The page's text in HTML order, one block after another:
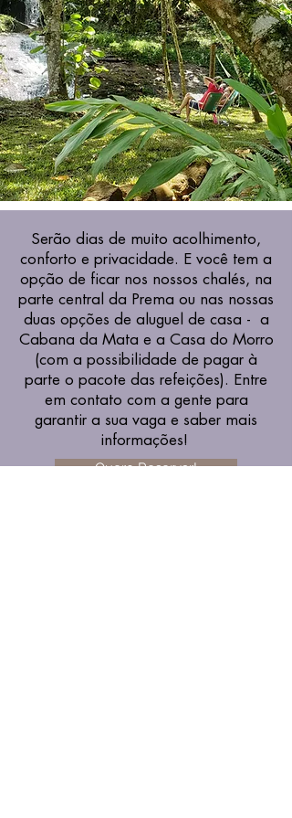
Serão dias de muito acolhimento,
conforto e privacidade. E você tem a
opção de ficar nos nossos chalés, na
parte central da Prema ou nas nossas
duas opções de aluguel de casa - a
Cabana da Mata e a Casa do Morro
(com a possibilidade de pagar à
parte o pacote das refeições). Entre
em contato com a gente para
garantir a sua vaga e saber mais
informações!
Quero Reservar!